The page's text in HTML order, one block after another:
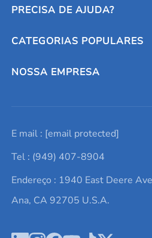
PRECISA DE AJUDA?
Conversores e calculadoras
Entre em contato conosco
Lista de consultas
Termos e Condições
Política de Privacidade
CATEGORIAS POPULARES
Metais refratários
Elementos de terras raras
Alvos de pulverização catódica
Ácido hialurônico
NOSSA EMPRESA
Promoções atuais
Notícias e blogs
Estudos de caso
E mail : [email protected]
Tel : (949) 407-8904
Endereço : 1940 East Deere
Ana, CA 92705 U.S.A.